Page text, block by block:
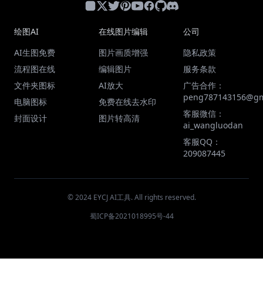
绘图AI
AI生图免费
流程图在线
文件夹图标
电脑图标
封面设计
在线图片编辑
图片画质增强
编辑图片
AI放大
免费在线去水印
图片转高清
公司
隐私政策
服务条款
广告合作：
客服微信：
ai_wangluodan
客服QQ：
209087445
© 2024 EYCJ AI工具. All rights reserved.
蜀ICP备2021018995号-44